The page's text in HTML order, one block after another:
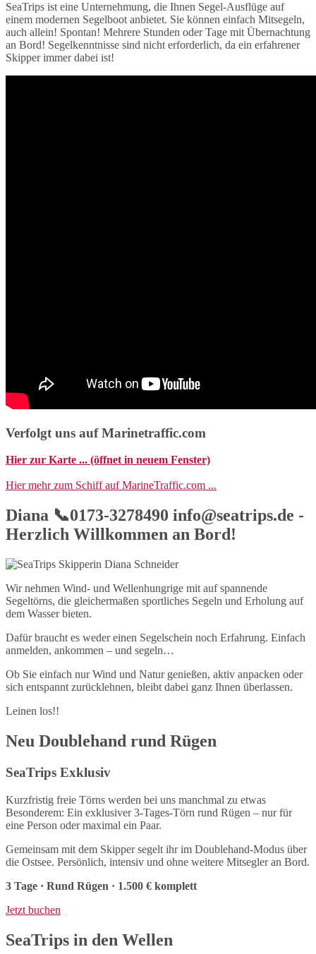
SeaTrips ist eine Unternehmung, die Ihnen Segel-Ausflüge auf
einem modernen Segelboot anbietet. Sie können einfach Mitsegeln,
auch allein! Spontan! Mehrere Stunden oder Tage mit Übernachtung
an Bord! Segelkenntnisse sind nicht erforderlich, da ein erfahrener
Skipper immer dabei ist!
Verfolgt uns auf Marinetraffic.com
Hier zur Karte ... (öffnet in neuem Fenster)
Hier mehr zum Schiff auf MarineTraffic.com ...
Diana 📞0173-3278490 info@seatrips.de -
Herzlich Willkommen an Bord!
Wir nehmen Wind- und Wellenhungrige mit auf spannende
Segeltörns, die gleichermaßen sportliches Segeln und Erholung auf
dem Wasser bieten.
Dafür braucht es weder einen Segelschein noch Erfahrung. Einfach
anmelden, ankommen – und segeln…
Ob Sie einfach nur Wind und Natur genießen, aktiv anpacken oder
sich entspannt zurücklehnen, bleibt dabei ganz Ihnen überlassen.
Leinen los!!
Neu Doublehand rund Rügen
SeaTrips Exklusiv
Kurzfristig freie Törns werden bei uns manchmal zu etwas
Besonderem: Ein exklusiver 3-Tages-Törn rund Rügen – nur für
eine Person oder maximal ein Paar.
Gemeinsam mit dem Skipper segelt ihr im Doublehand-Modus über
die Ostsee. Persönlich, intensiv und ohne weitere Mitsegler an Bord.
3 Tage · Rund Rügen · 1.500 € komplett
Jetzt buchen
SeaTrips in den Wellen